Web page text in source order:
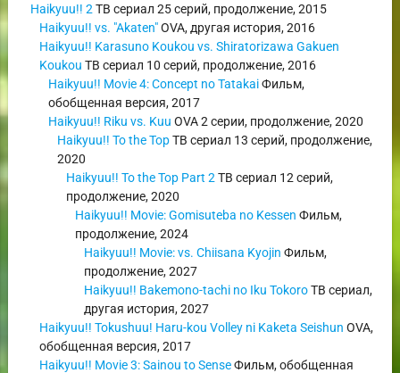
Haikyuu!! 2 ТВ сериал 25 серий, продолжение,2015
Haikyuu!! vs. "Akaten"OVA, другая история,2016
Haikyuu!! Karasuno Koukou vs. Shiratorizawa Gakuen
Koukou ТВ сериал 10 серий, продолжение,2016
Haikyuu!! Movie 4: Concept no TatakaiФильм,
обобщенная версия,2017
Haikyuu!! Riku vs. Kuu OVA2 серии, продолжение,2020
Haikyuu!! To the TopТВ сериал 13 серий, продолжение,
2020
Haikyuu!! To the Top Part 2 ТВ сериал 12 серий,
продолжение,2020
Haikyuu!! Movie: Gomisuteba no Kessen Фильм,
продолжение,2024
Haikyuu!! Movie: vs. Chiisana Kyojin Фильм,
продолжение,2027
Haikyuu!! Bakemono-tachi no Iku TokoroТВ сериал,
другая история,2027
Haikyuu!! Tokushuu! Haru-kou Volley ni Kaketa Seishun OVA,
обобщенная версия,2017
Haikyuu!! Movie 3: Sainou to SenseФильм,обобщенная